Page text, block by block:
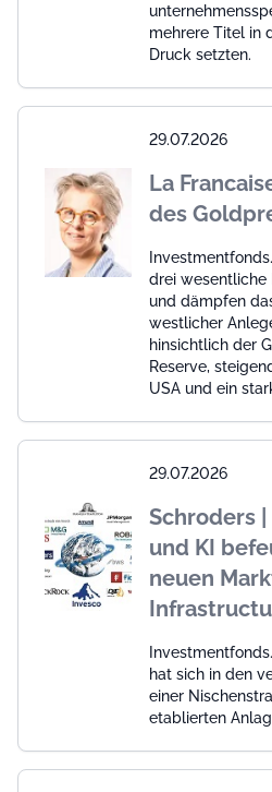
mehrere Titel in
Druck setzten.
29.07.2026
La
des
drei wesentliche
und dämpfen
westlicher
hinsichtlich der
Reserve,
USA und ein
29.07.2026
Schroders
und KI
neuen
hat sich in den
einer
etablierten